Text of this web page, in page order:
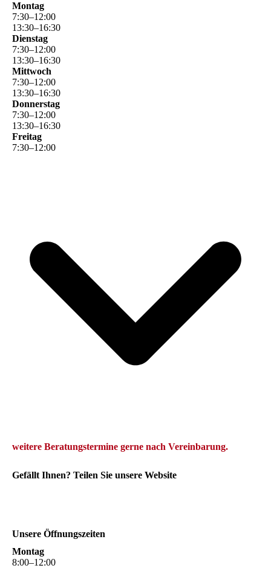
Montag
7:30–12:00
13:30–16:30
Dienstag
7:30–12:00
13:30–16:30
Mittwoch
7:30–12:00
13:30–16:30
Donnerstag
7:30–12:00
13:30–16:30
Freitag
7:30–12:00
weitere Beratungstermine gerne nach Vereinbarung.
Gefällt Ihnen? Teilen Sie unsere Website
Unsere Öffnungszeiten
Montag
8:00–12:00